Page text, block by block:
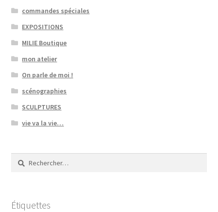
commandes spéciales
EXPOSITIONS
MILIE Boutique
mon atelier
On parle de moi !
scénographies
SCULPTURES
vie va la vie…
Rechercher :
Étiquettes